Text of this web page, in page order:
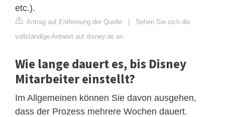
etc.).
Antrag auf Entfernung der Quelle | Sehen Sie sich die
vollständige Antwort auf disney.de an
Wie lange dauert es, bis Disney
Mitarbeiter einstellt?
Im Allgemeinen können Sie davon ausgehen,
dass der Prozess mehrere Wochen dauert.